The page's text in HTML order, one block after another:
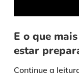
E o que
estar
Continue a